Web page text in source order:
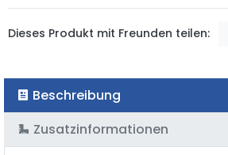
Dieses Produkt mit Freunden teilen:
Beschreibung
Zusatzinformationen